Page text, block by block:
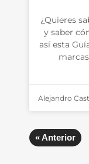
¿Quieres
y saber
así esta
Alejandro
« Anterior